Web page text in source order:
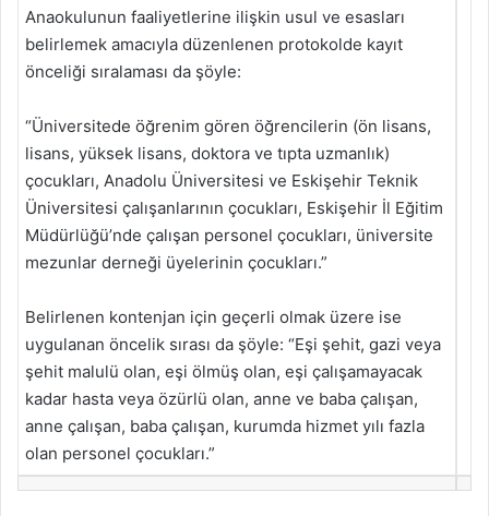
Anaokulunun faaliyetlerine ilişkin usul ve esasları
belirlemek amacıyla düzenlenen protokolde kayıt
önceliği sıralaması da şöyle:
“Üniversitede öğrenim gören öğrencilerin (ön lisans,
lisans, yüksek lisans, doktora ve tıpta uzmanlık)
çocukları, Anadolu Üniversitesi ve Eskişehir Teknik
Üniversitesi çalışanlarının çocukları, Eskişehir İl Eğitim
Müdürlüğü’nde çalışan personel çocukları, üniversite
mezunlar derneği üyelerinin çocukları.”
Belirlenen kontenjan için geçerli olmak üzere ise
uygulanan öncelik sırası da şöyle: “Eşi şehit, gazi veya
şehit malulü olan, eşi ölmüş olan, eşi çalışamayacak
kadar hasta veya özürlü olan, anne ve baba çalışan,
anne çalışan, baba çalışan, kurumda hizmet yılı fazla
olan personel çocukları.”